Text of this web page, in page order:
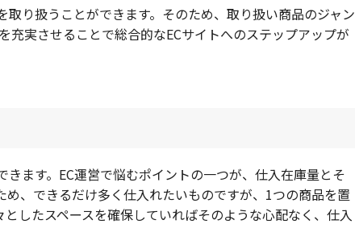
り扱うことができます。そのため、取り扱い商品のジャン
充実させることで総合的なECサイトへのステップアップが
ます。EC運営で悩むポイントの一つが、仕入在庫量とそ
、できるだけ多く仕入れたいものですが、1つの商品を置
したスペースを確保していればそのような心配なく、仕入